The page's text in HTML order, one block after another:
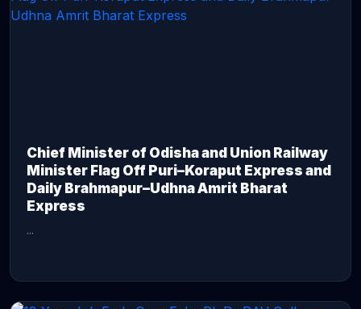
Chief Minister of Odisha and Union Railway
Minister Flag Off Puri–Koraput Express and
Daily Brahmapur–Udhna Amrit Bharat
Express
...